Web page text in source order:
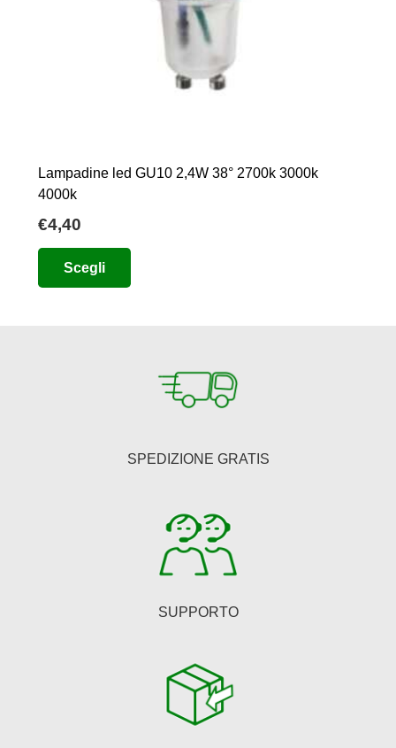
Lampadine led GU10 2,4W 38° 2700k 3000k
4000k
€4,40
Scegli
opzioni
pagina
prodotto
SPEDIZIONE GRATIS
SUPPORTO